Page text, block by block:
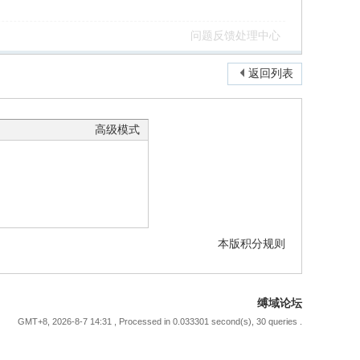
问题反馈处理中心
返回列表
高级模式
本版积分规则
缚域论坛
GMT+8, 2026-8-7 14:31 , Processed in 0.033301 second(s), 30 queries .